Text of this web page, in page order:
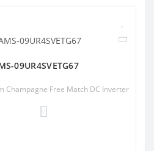
09UR4SVETG67
Champagne Free Match DC Inverter